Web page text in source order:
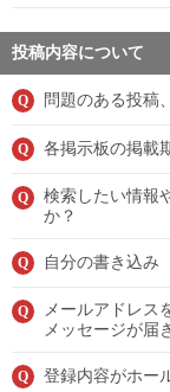
投稿内容について
Q 問題のある投稿
Q 各掲示板の掲載
Q
検索したい情報
か？
Q 自分の書き込み
Q
メールアドレス
メッセージが届
Q 登録内容がホー